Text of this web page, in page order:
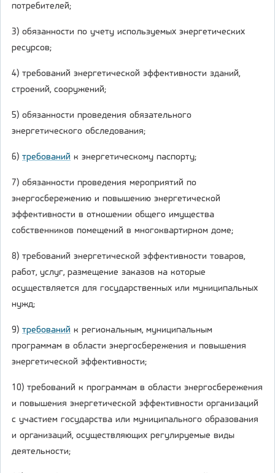
потребителей;
3) обязанности по учету используемых энергетических
ресурсов;
4) требований энергетической эффективности зданий,
строений, сооружений;
5) обязанности проведения обязательного
энергетического обследования;
6) требований к энергетическому паспорту;
7) обязанности проведения мероприятий по
энергосбережению и повышению энергетической
эффективности в отношении общего имущества
собственников помещений в многоквартирном доме;
8) требований энергетической эффективности товаров,
работ, услуг, размещение заказов на которые
осуществляется для государственных или муниципальных
нужд;
9) требований к региональным, муниципальным
программам в области энергосбережения и повышения
энергетической эффективности;
10) требований к программам в области энергосбережения
и повышения энергетической эффективности организаций
с участием государства или муниципального образования
и организаций, осуществляющих регулируемые виды
деятельности;